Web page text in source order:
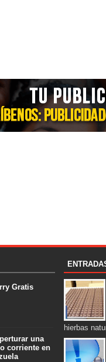
Gratis
una
corriente en
hierbas